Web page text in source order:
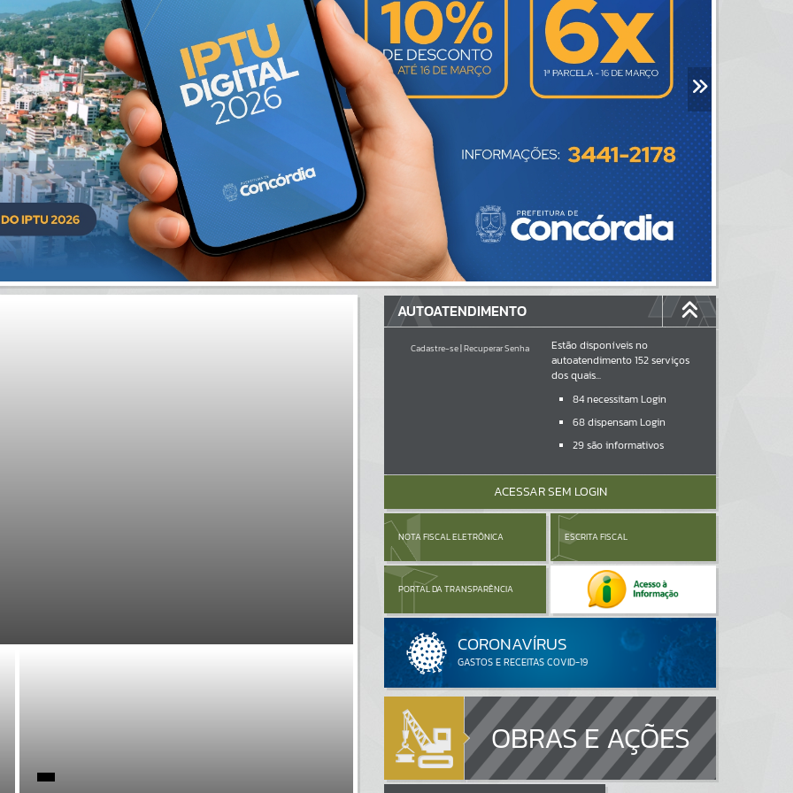
AUTOATENDIMENTO
Cadastre-se|Recuperar Senha
Estão disponíveis no
autoatendimento152serviços
dos quais...
84necessitam Login
68dispensam Login
29são informativos
ACESSAR SEM LOGIN
NOTA FISCAL ELETRÔNICA ESCRITA FISCAL
PORTAL DA TRANSPARÊNCIA
OBRAS E AÇÕES